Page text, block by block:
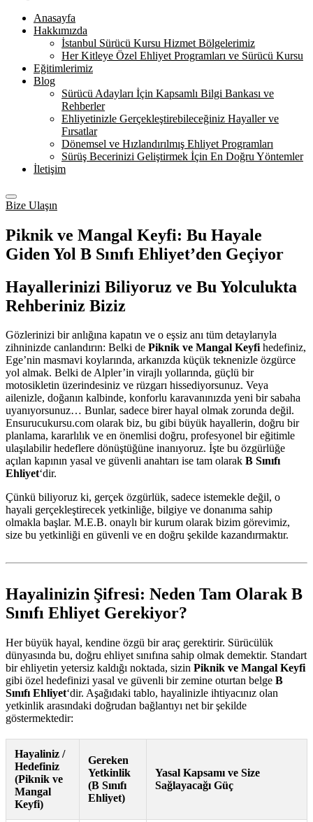
Anasayfa
Hakkımızda
İstanbul Sürücü Kursu Hizmet Bölgelerimiz
Her Kitleye Özel Ehliyet Programları ve Sürücü Kursu
Eğitimlerimiz
Blog
Sürücü Adayları İçin Kapsamlı Bilgi Bankası ve
Rehberler
Ehliyetinizle Gerçekleştirebileceğiniz Hayaller ve
Fırsatlar
Dönemsel ve Hızlandırılmış Ehliyet Programları
Sürüş Becerinizi Geliştirmek İçin En Doğru Yöntemler
İletişim
Bize Ulaşın
Piknik ve Mangal Keyfi: Bu Hayale
Giden Yol B Sınıfı Ehliyet’den Geçiyor
Hayallerinizi Biliyoruz ve Bu Yolculukta
Rehberiniz Biziz
Gözlerinizi bir anlığına kapatın ve o eşsiz anı tüm detaylarıyla
zihninizde canlandırın: Belki de Piknik ve Mangal Keyfihedefiniz,
Ege’nin masmavi koylarında, arkanızda küçük teknenizle özgürce
yol almak. Belki de Alpler’in virajlı yollarında, güçlü bir
motosikletin üzerindesiniz ve rüzgarı hissediyorsunuz. Veya
ailenizle, doğanın kalbinde, konforlu karavanınızda yeni bir sabaha
uyanıyorsunuz… Bunlar, sadece birer hayal olmak zorunda değil.
Ensurucukursu.com olarak biz, bu gibi büyük hayallerin, doğru bir
planlama, kararlılık ve en önemlisi doğru, profesyonel bir eğitimle
ulaşılabilir hedeflere dönüştüğüne inanıyoruz. İşte bu özgürlüğe
açılan kapının yasal ve güvenli anahtarı ise tam olarak B Sınıfı
Ehliyet‘dir.
Çünkü biliyoruz ki, gerçek özgürlük, sadece istemekle değil, o
hayali gerçekleştirecek yetkinliğe, bilgiye ve donanıma sahip
olmakla başlar. M.E.B. onaylı bir kurum olarak bizim görevimiz,
size bu yetkinliği en güvenli ve en doğru şekilde kazandırmaktır.
Hayalinizin Şifresi: Neden Tam Olarak B
Sınıfı Ehliyet Gerekiyor?
Her büyük hayal, kendine özgü bir araç gerektirir. Sürücülük
dünyasında bu, doğru ehliyet sınıfına sahip olmak demektir. Standart
bir ehliyetin yetersiz kaldığı noktada, sizin Piknik ve Mangal Keyfi
gibi özel hedefinizi yasal ve güvenli bir zemine oturtan belge B
Sınıfı Ehliyet‘dir. Aşağıdaki tablo, hayalinizle ihtiyacınız olan
yetkinlik arasındaki doğrudan bağlantıyı net bir şekilde
göstermektedir:
Hayaliniz /
Hedefiniz
(Piknik ve
Mangal
Keyfi)
Gereken
Yetkinlik
(B Sınıfı
Ehliyet)
Yasal Kapsamı ve Size
Sağlayacağı Güç